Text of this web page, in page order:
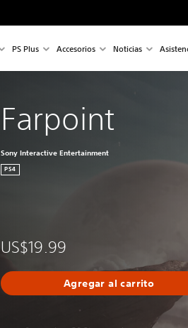
PS Plus Accesorios Noticias
Farpoint
Sony Interactive Entertainment
PS4
US$19.99
Agregar al carrito